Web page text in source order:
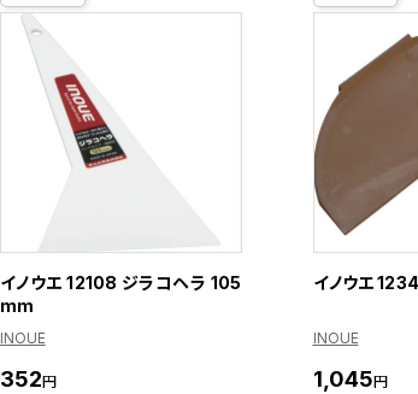
イノウエ 12108 ジラコヘラ 105
mm
INOUE
352円
イノウエ
INOUE
1,045円